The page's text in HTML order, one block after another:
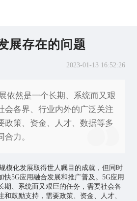
展存在的问题
2023-01-13 16:52:26
依然是一个长期、系统而又艰
会各界、行业内外的广泛关注
政策、资金、人才、数据等多
力。
模化发展取得世人瞩目的成就，但同时
快5G应用融合发展和推广普及。5G应用
期、系统而又艰巨的任务，需要社会各
和鼓励支持，需要政策、资金、人才、